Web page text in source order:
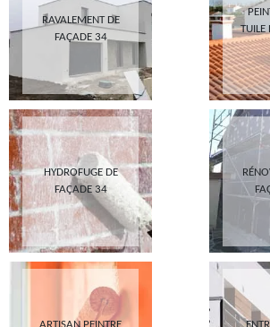
RAVALEMENT DE
FAÇADE 34
TUILE
HYDROFUGE DE
FAÇADE 34